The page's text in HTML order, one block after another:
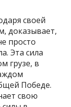
своей
доказывает,
просто
Эта сила
грузе, в
Победе.
свою